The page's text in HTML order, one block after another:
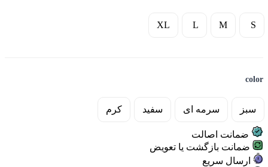
S
M
L
XL
color
سبز سرمه ای سفید کرم
ضمانت اصالت
ضمانت بازگشت یا تعویض
ارسال سریع